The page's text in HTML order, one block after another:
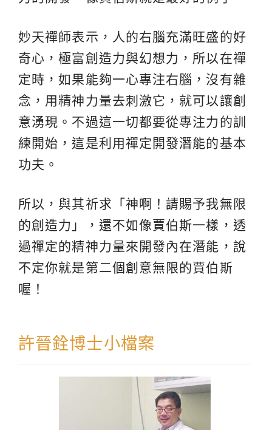
妙天禪師表示，人的右腦充滿旺盛的好
奇心，極富創造力與幻想力，所以在禪
定時，如果能夠一心專注右腦，沒有雜
念，用精神力量去刺激它，就可以讓創
意湧現。不過這一切都要從專注力的訓
練開始，這是利用禪定開發潛能的基本
功夫。
所以，與其祈求「神啊！請賜予我無限
的創造力」，還不如像賈伯斯一樣，透
過禪定的精神力量來開發內在潛能，說
不定你就是第二個創意無限的賈伯斯
喔！
許晉銓博士小檔案